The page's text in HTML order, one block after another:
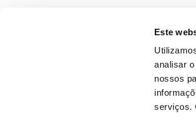
Este
analisar
nossos
serviços.